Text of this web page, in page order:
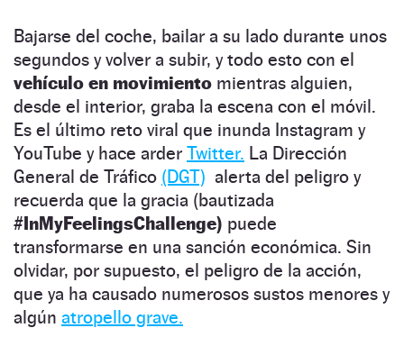
Bajarse del coche, bailar a su lado durante unos
segundos y volver a subir, y todo esto con el
vehículo en movimiento mientras alguien,
desde el interior, graba la escena con el móvil.
Es el último reto viral que inunda Instagram y
YouTube y hace arder Twitter. La Dirección
General de Tráfico (DGT) alerta del peligro y
recuerda que la gracia (bautizada
#InMyFeelingsChallenge) puede
transformarse en una sanción económica. Sin
olvidar, por supuesto, el peligro de la acción,
que ya ha causado numerosos sustos menores y
algún atropello grave.